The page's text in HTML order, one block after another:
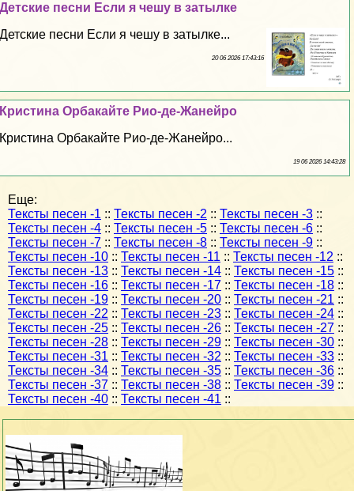
Детские песни Если я чешу в затылке
Детские песни Если я чешу в затылке...
20 06 2026 17:43:16
Кристина Орбакайте Рио-де-Жанейро
Кристина Орбакайте Рио-де-Жанейро...
19 06 2026 14:43:28
Еще:
Тексты песен -1 :: Тексты песен -2 :: Тексты песен -3 ::
Тексты песен -4 :: Тексты песен -5 :: Тексты песен -6 ::
Тексты песен -7 :: Тексты песен -8 :: Тексты песен -9 ::
Тексты песен -10 :: Тексты песен -11 :: Тексты песен -12 ::
Тексты песен -13 :: Тексты песен -14 :: Тексты песен -15 ::
Тексты песен -16 :: Тексты песен -17 :: Тексты песен -18 ::
Тексты песен -19 :: Тексты песен -20 :: Тексты песен -21 ::
Тексты песен -22 :: Тексты песен -23 :: Тексты песен -24 ::
Тексты песен -25 :: Тексты песен -26 :: Тексты песен -27 ::
Тексты песен -28 :: Тексты песен -29 :: Тексты песен -30 ::
Тексты песен -31 :: Тексты песен -32 :: Тексты песен -33 ::
Тексты песен -34 :: Тексты песен -35 :: Тексты песен -36 ::
Тексты песен -37 :: Тексты песен -38 :: Тексты песен -39 ::
Тексты песен -40 :: Тексты песен -41 ::